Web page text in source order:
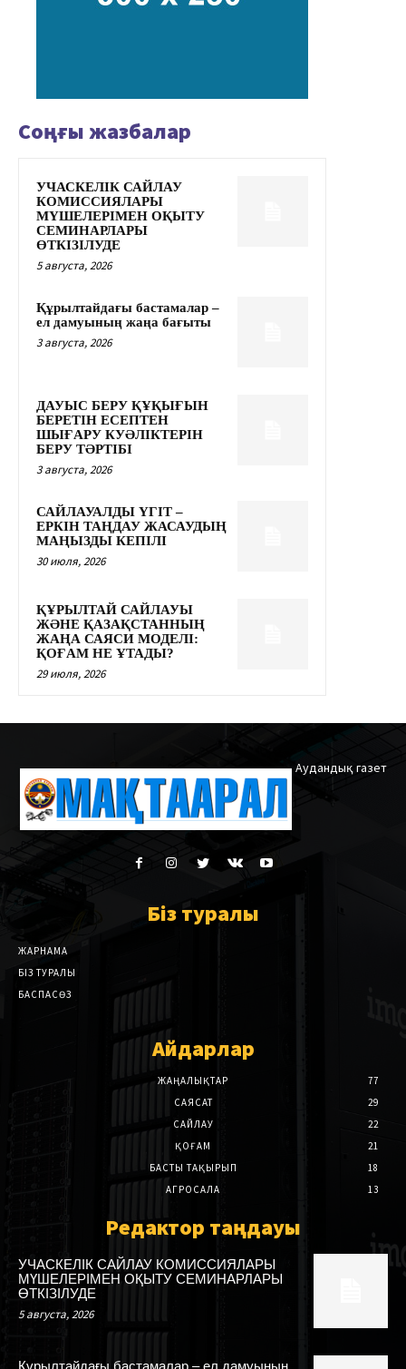
Соңғы жазбалар
УЧАСКЕЛІК САЙЛАУ
КОМИССИЯЛАРЫ
МҮШЕЛЕРІМЕН ОҚЫТУ
СЕМИНАРЛАРЫ
ӨТКІЗІЛУДЕ
5 августа, 2026
Құрылтайдағы бастамалар –
ел дамуының жаңа бағыты
3 августа, 2026
ДАУЫС БЕРУ ҚҰҚЫҒЫН
БЕРЕТІН ЕСЕПТЕН
ШЫҒАРУ КУӘЛІКТЕРІН
БЕРУ ТӘРТІБІ
3 августа, 2026
САЙЛАУАЛДЫ ҮГІТ –
ЕРКІН ТАҢДАУ ЖАСАУДЫҢ
МАҢЫЗДЫ КЕПІЛІ
30 июля, 2026
ҚҰРЫЛТАЙ САЙЛАУЫ
ЖӘНЕ ҚАЗАҚСТАННЫҢ
ЖАҢА САЯСИ МОДЕЛІ:
ҚОҒАМ НЕ ҰТАДЫ?
29 июля, 2026
Аудандық газет
Біз туралы
ЖАРНАМА
БІЗ ТУРАЛЫ
БАСПАСӨЗ
Айдарлар
ЖАҢАЛЫҚТАР
77
САЯСАТ
29
САЙЛАУ
22
ҚОҒАМ
21
БАСТЫ ТАҚЫРЫП
18
АГРОСАЛА
13
Редактор таңдауы
УЧАСКЕЛІК САЙЛАУ КОМИССИЯЛАРЫ
МҮШЕЛЕРІМЕН ОҚЫТУ СЕМИНАРЛАРЫ
ӨТКІЗІЛУДЕ
5 августа, 2026
Құрылтайдағы бастамалар – ел дамуының